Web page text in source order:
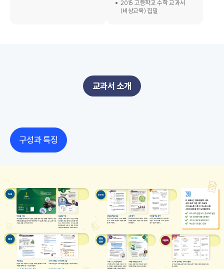
2015 고등학교 수학 교과서
(비상교육) 집필
교과서 소개
구성과 특징